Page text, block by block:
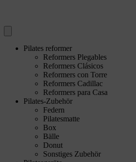
Pilates reformer
Reformers Plegables
Reformers Clásicos
Reformers con Torre
Reformers Cadillac
Reformers para Casa
Pilates-Zubehör
Federn
Pilatesmatte
Box
Bälle
Donut
Sonstiges Zubehör